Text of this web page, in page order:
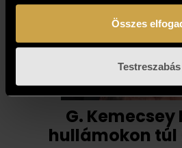
Összes
Testreszabás
G. Kemecsey
hullámokon túl